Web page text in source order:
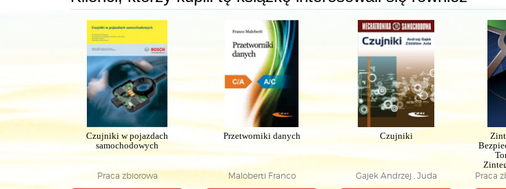
Czujniki w pojazdach
samochodowych
Praca zbiorowa
Przetworniki danych
Maloberti Franco
Czujniki
Gajek Andrzej , Juda
Praca